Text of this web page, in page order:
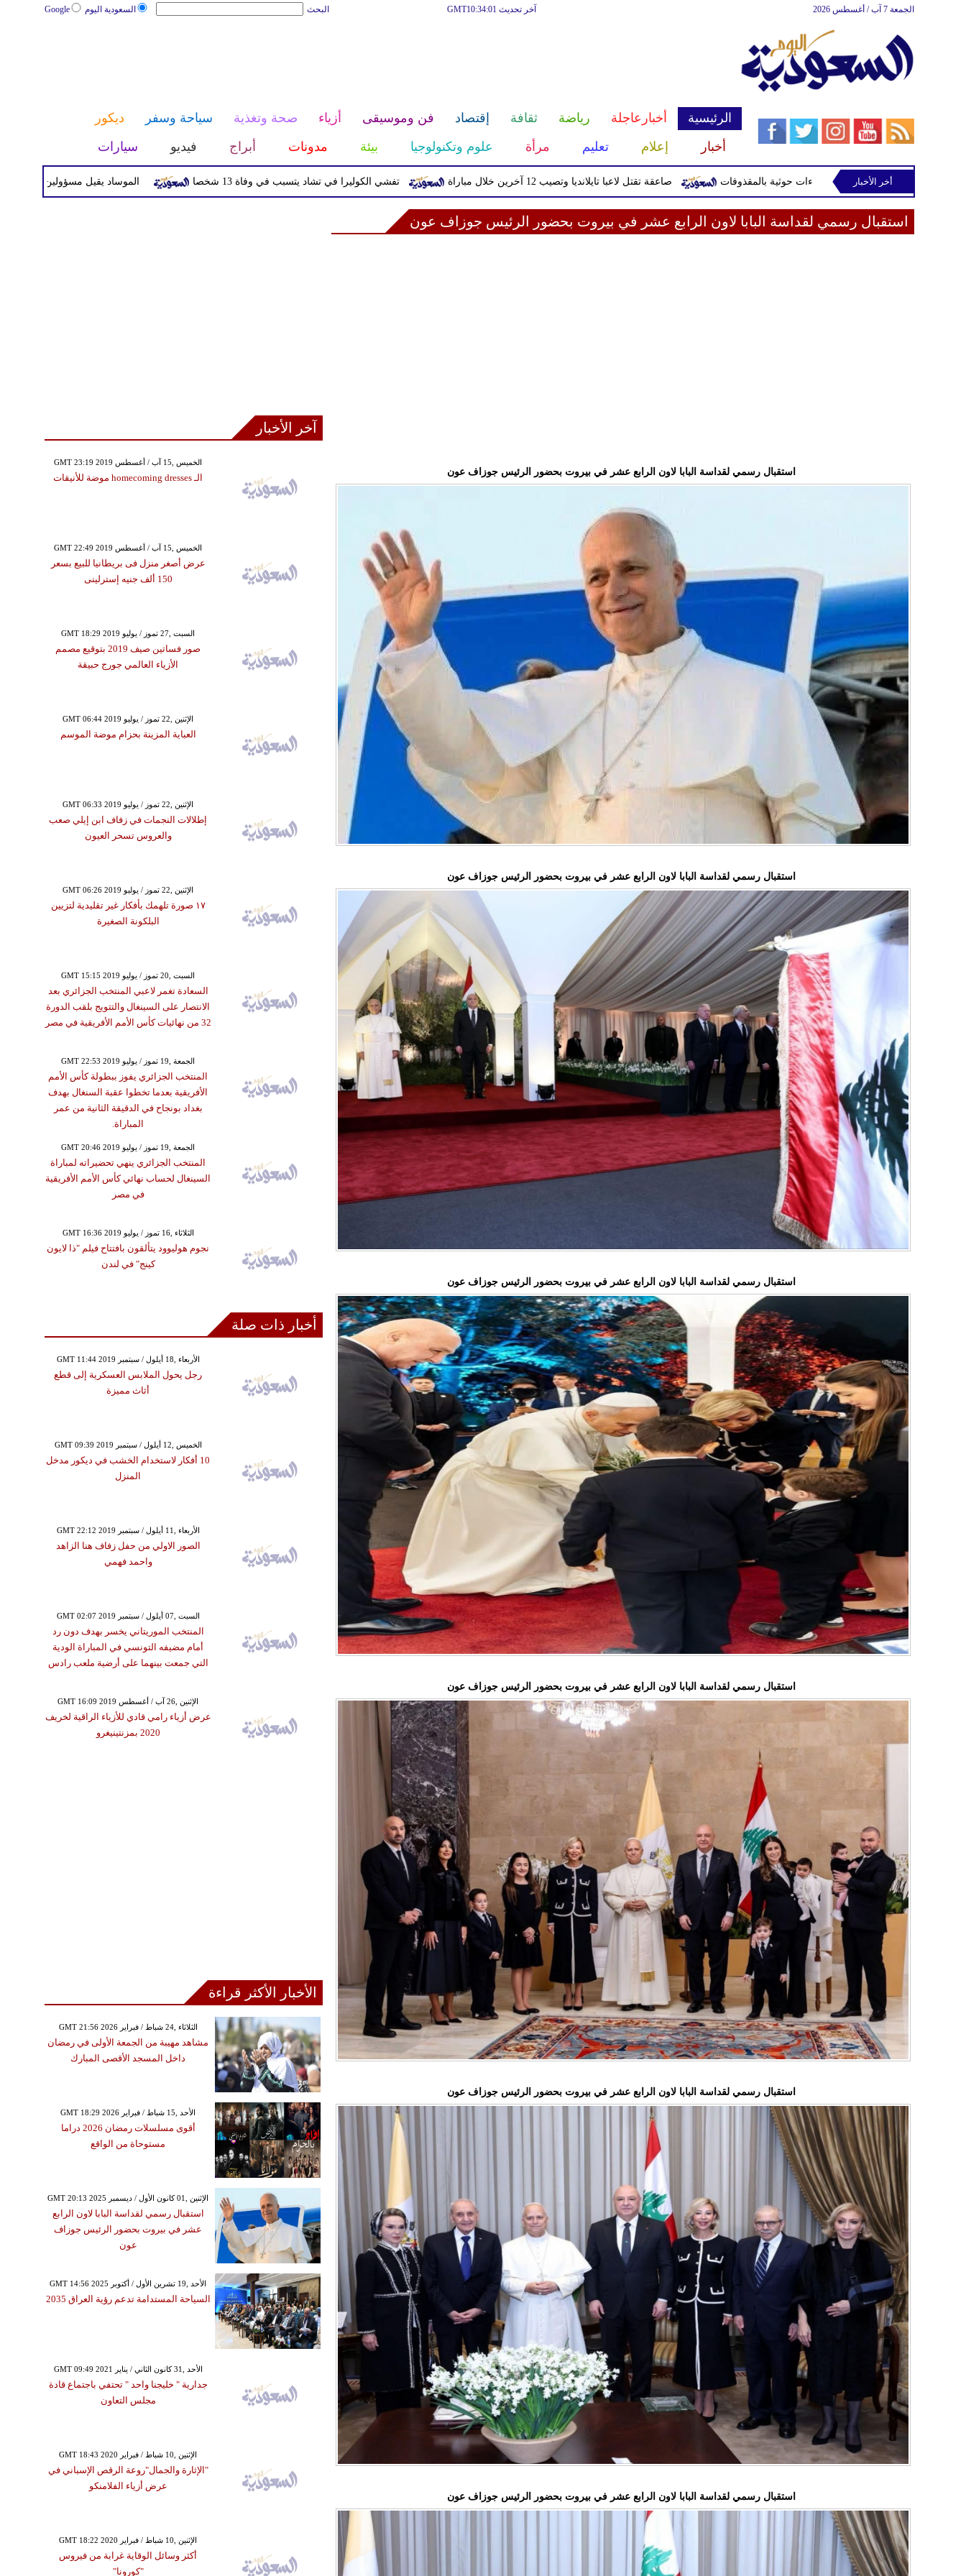
السعودية اليوم Google البحث آخر تحديث GMT10:34:01 الجمعة 7 آب / أغسطس 2026
الرئيسية أخبارعاجلة رياضة ثقافة إقتصاد فن وموسيقى أزياء صحة وتغذية سياحة وسفر
ديكور
أخبار
إعلام تعليم مرأة علوم وتكنولوجيا بيئة مدونات أبراج فيديو سيارات
الموساد يقيل مسؤولين بارزين بعد تعثر خطة تفشي الكوليرا في تشاد يتسبب في وفاة 13 شخصا صاعقة تقتل لاعبا تايلانديا وتصيب 12 آخرين خلال مباراة أخر الأخبار
استقبال رسمي لقداسة البابا لاون الرابع عشر في بيروت بحضور الرئيس جوزاف عون
استقبال رسمي لقداسة البابا لاون الرابع عشر في بيروت بحضور الرئيس جوزاف عون
استقبال رسمي لقداسة البابا لاون الرابع عشر في بيروت بحضور الرئيس جوزاف عون
استقبال رسمي لقداسة البابا لاون الرابع عشر في بيروت بحضور الرئيس جوزاف عون
استقبال رسمي لقداسة البابا لاون الرابع عشر في بيروت بحضور الرئيس جوزاف عون
استقبال رسمي لقداسة البابا لاون الرابع عشر في بيروت بحضور الرئيس جوزاف عون
استقبال رسمي لقداسة البابا لاون الرابع عشر في بيروت بحضور الرئيس جوزاف عون
آخر الأخبار
GMT 23:19 2019 الخميس ,15 آب / أغسطس
الـ homecoming dresses موضة للأنيقات
GMT 22:49 2019 الخميس ,15 آب / أغسطس
عرض أصغر منزل فى بريطانيا للبيع بسعر
150 ألف جنيه إسترلينى
GMT 18:29 2019 السبت ,27 تموز / يوليو
صور فساتين صيف 2019 بتوقيع مصمم
الأزياء العالمي جورج حبيقة
GMT 06:44 2019 الإثنين ,22 تموز / يوليو
العباية المزينة بحزام موضة الموسم
GMT 06:33 2019 الإثنين ,22 تموز / يوليو
إطلالات النجمات في زفاف ابن إيلي صعب
والعروس تسحر العيون
GMT 06:26 2019 الإثنين ,22 تموز / يوليو
١٧ صورة تلهمك بأفكار غير تقليدية لتزيين
البلكونة الصغيرة
GMT 15:15 2019 السبت ,20 تموز / يوليو
السعادة تغمر لاعبي المنتخب الجزائري بعد
الانتصار على السينغال والتتويج بلقب الدورة
32 من نهائيات كأس الأمم الأفريقية في مصر
GMT 22:53 2019 الجمعة ,19 تموز / يوليو
المنتخب الجزائري يفوز ببطولة كأس الأمم
الأفريقية بعدما تخطوا عقبة السنغال بهدف
بغداد بونجاح في الدقيقة الثانية من عمر
المباراة.
GMT 20:46 2019 الجمعة ,19 تموز / يوليو
المنتخب الجزائري ينهي تحضيراته لمباراة
السينغال لحساب نهائي كأس الأمم الأفريقية
في مصر
GMT 16:36 2019 الثلاثاء ,16 تموز / يوليو
نجوم هوليوود يتألقون بافتتاح فيلم "ذا لايون
كينج" في لندن
أخبار ذات صلة
GMT 11:44 2019 الأربعاء ,18 أيلول / سبتمبر
رجل يحول الملابس العسكرية إلى قطع
أثاث مميزة
GMT 09:39 2019 الخميس ,12 أيلول / سبتمبر
10 أفكار لاستخدام الخشب في ديكور مدخل
المنزل
GMT 22:12 2019 الأربعاء ,11 أيلول / سبتمبر
الصور الاولي من حفل زفاف هنا الزاهد
واحمد فهمي
GMT 02:07 2019 السبت ,07 أيلول / سبتمبر
المنتخب الموريتاني يخسر بهدف دون رد
أمام مضيفه التونسي في المباراة الودية
التي جمعت بينهما على أرضية ملعب رادس
GMT 16:09 2019 الإثنين ,26 آب / أغسطس
عرض أزياء رامي قادي للأزياء الراقية لخريف
2020 بمزنتينيغرو
الأخبار الأكثر قراءة
GMT 21:56 2026 الثلاثاء ,24 شباط / فبراير
مشاهد مهيبة من الجمعة الأولى في رمضان
داخل المسجد الأقصى المبارك
GMT 18:29 2026 الأحد ,15 شباط / فبراير
أقوى مسلسلات رمضان 2026 دراما
مستوحاة من الواقع
GMT 20:13 2025 الإثنين ,01 كانون الأول / ديسمبر
استقبال رسمي لقداسة البابا لاون الرابع
عشر في بيروت بحضور الرئيس جوزاف
عون
GMT 14:56 2025 الأحد ,19 تشرين الأول / أكتوبر
السياحة المستدامة تدعم رؤية العراق 2035
GMT 09:49 2021 الأحد ,31 كانون الثاني / يناير
جدارية " خليجنا واحد " تحتفي باجتماع قادة
مجلس التعاون
GMT 18:43 2020 الإثنين ,10 شباط / فبراير
"الإثارة والجمال"روعة الرقص الإسباني في
عرض أزياء الفلامنكو
GMT 18:22 2020 الإثنين ,10 شباط / فبراير
أكثر وسائل الوقاية غرابة من فيروس
"كورونا"